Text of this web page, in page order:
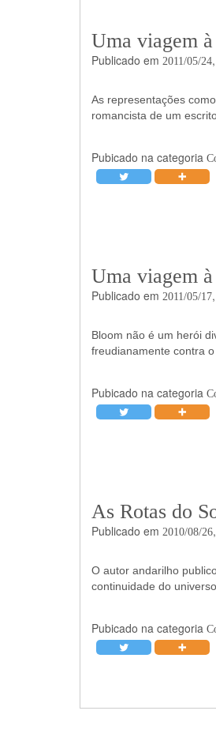
Uma viagem
Publicado em 2011/05/24
As representações
romancista de um
Pubicado na categoria
Uma viagem
Publicado em 2011/05/17
Bloom não é um herói
freudianamente contra
Pubicado na categoria
As Rotas do
Publicado em 2010/08/26
O autor andarilho
continuidade do
Pubicado na categoria